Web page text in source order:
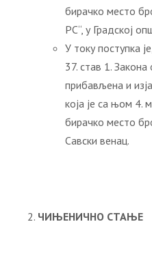
бирачко место
РС“, у Градској
У току поступка
37. став 1.
прибављена и
која је са њом 4.
бирачко место
Савски венац.
ЧИЊЕНИЧНО СТАЊЕ